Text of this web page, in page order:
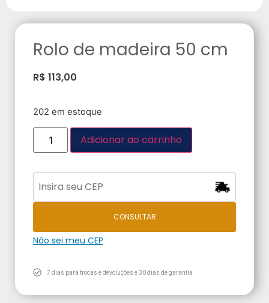
Rolo de madeira 50 cm
R$ 113,00
202 em estoque
Adicionar ao carrinho
CONSULTAR
Não sei meu CEP
7 dias para trocas e devoluções e 30 dias de garantia